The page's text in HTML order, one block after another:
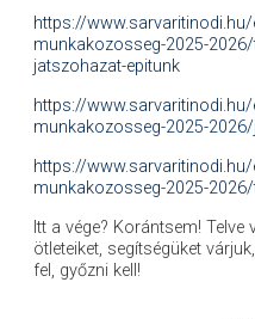
https://
munkakozosseg-2025-
jatszohazat-epitunk
https://
munkakozosseg-2025-
https://
munkakozosseg-2025-
Itt a vége? Korántsem! Telve
ötleteiket, segítségüket
fel, győzni kell!